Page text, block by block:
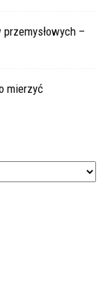
–
mierzyć